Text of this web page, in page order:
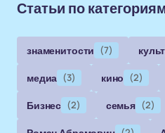
Статьи по
знаменитости (7)
медиа (3) кино (2)
Бизнес (2) семья (2)